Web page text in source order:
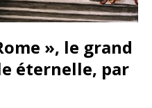
», le grand
éternelle, par